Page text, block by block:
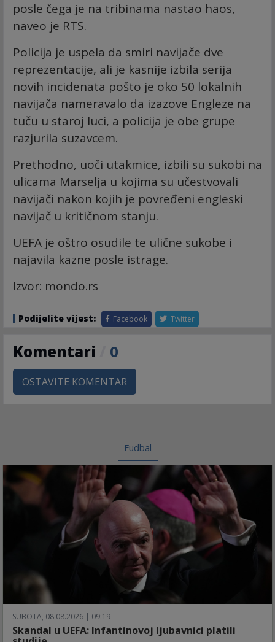
posle čega je na tribinama nastao haos,
naveo je RTS.
Policija je uspela da smiri navijače dve
reprezentacije, ali je kasnije izbila serija
novih incidenata pošto je oko 50 lokalnih
navijača nameravalo da izazove Engleze na
tuču u staroj luci, a policija je obe grupe
razjurila suzavcem.
Prethodno, uoči utakmice, izbili su sukobi na
ulicama Marselja u kojima su učestvovali
navijači nakon kojih je povređeni engleski
navijač u kritičnom stanju.
UEFA je oštro osudile te ulične sukobe i
najavila kazne posle istrage.
Izvor: mondo.rs
Podijelite vijest: Facebook Twitter
Komentari 0
OSTAVITE KOMENTAR
Fudbal
SUBOTA, 08.08.2026 | 09:19
Skandal u UEFA: Infantinovoj ljubavnici platili